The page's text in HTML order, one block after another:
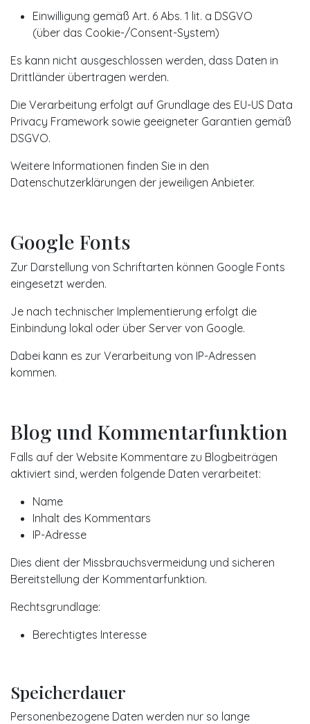
Einwilligung gemäß Art. 6 Abs. 1 lit. a DSGVO
(über das Cookie-/Consent-System)
Es kann nicht ausgeschlossen werden, dass Daten in
Drittländer übertragen werden.
Die Verarbeitung erfolgt auf Grundlage des EU-US Data
Privacy Framework sowie geeigneter Garantien gemäß
DSGVO.
Weitere Informationen finden Sie in den
Datenschutzerklärungen der jeweiligen Anbieter.
Google Fonts
Zur Darstellung von Schriftarten können Google Fonts
eingesetzt werden.
Je nach technischer Implementierung erfolgt die
Einbindung lokal oder über Server von Google.
Dabei kann es zur Verarbeitung von IP-Adressen
kommen.
Blog und Kommentarfunktion
Falls auf der Website Kommentare zu Blogbeiträgen
aktiviert sind, werden folgende Daten verarbeitet:
Name
Inhalt des Kommentars
IP-Adresse
Dies dient der Missbrauchsvermeidung und sicheren
Bereitstellung der Kommentarfunktion.
Rechtsgrundlage:
Berechtigtes Interesse
Speicherdauer
Personenbezogene Daten werden nur so lange